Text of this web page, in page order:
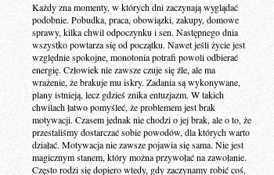
Każdy zna momenty, w których dni zaczynają wyglądać
podobnie. Pobudka, praca, obowiązki, zakupy, domowe
sprawy, kilka chwil odpoczynku i sen. Następnego dnia
wszystko powtarza się od początku. Nawet jeśli życie jest
względnie spokojne, monotonia potrafi powoli odbierać
energię. Człowiek nie zawsze czuje się źle, ale ma
wrażenie, że brakuje mu iskry. Zadania są wykonywane,
plany istnieją, lecz gdzieś znika entuzjazm. W takich
chwilach łatwo pomyśleć, że problemem jest brak
motywacji. Czasem jednak nie chodzi o jej brak, ale o to, że
przestaliśmy dostarczać sobie powodów, dla których warto
działać. Motywacja nie zawsze pojawia się sama. Nie jest
magicznym stanem, który można przywołać na zawołanie.
Często rodzi się dopiero wtedy, gdy zaczynamy robić coś,